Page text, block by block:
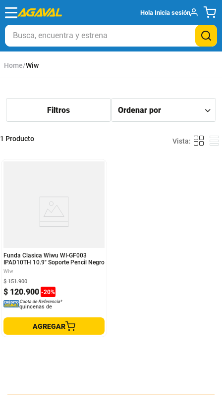
Hola Inicia sesión
Busca, encuentra y estrena
Wiw
1 Producto
Funda Clasica Wiwu WI-GF003
IPAD10TH 10.9" Soporte Pencil Negro
Wiw
$ 120.900 -20%
$ 151.900
Cuota de Referencia*
quincenas de
AGREGAR